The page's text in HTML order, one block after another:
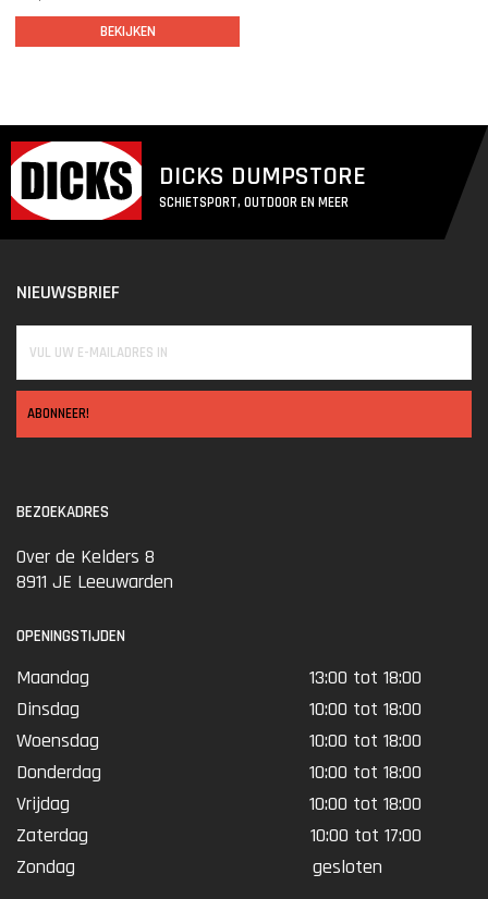
BEKIJKEN
DICKS DUMPSTORE
SCHIETSPORT, OUTDOOR EN MEER
NIEUWSBRIEF
ABONNEER!
BEZOEKADRES
Over de Kelders 8
8911 JE Leeuwarden
OPENINGSTIJDEN
Maandag
13:00 tot 18:00
Dinsdag
10:00 tot 18:00
Woensdag
10:00 tot 18:00
Donderdag
10:00 tot 18:00
Vrijdag
10:00 tot 18:00
Zaterdag
10:00 tot 17:00
Zondag
gesloten